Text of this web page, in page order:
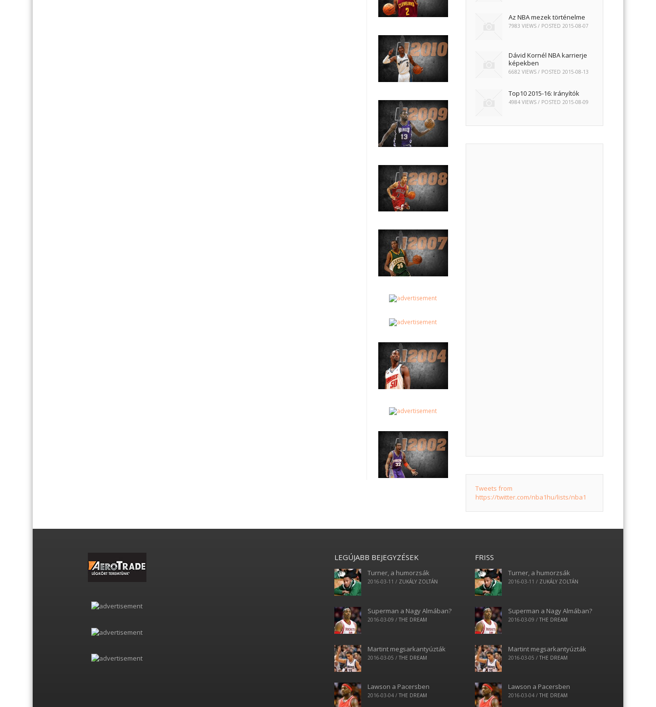
Az NBA mezek történelme
7983 VIEWS / POSTED2015-08-07
Dávid Kornél NBA karrierje
képekben
6682 VIEWS / POSTED2015-08-13
Top10 2015-16: Irányítók
4984 VIEWS / POSTED 2015-08-09
Tweets from
https://twitter.com/nba1hu/lists/nba1
LEGÚJABB BEJEGYZÉSEK
Turner, a humorzsák
2016-03-11 / ZUKÁLY ZOLTÁN
Superman a Nagy Almában?
2016-03-09 / THE DREAM
Martint megsarkantyúzták
2016-03-05 / THE DREAM
Lawson a Pacersben
2016-03-04 / THE DREAM
FRISS
Turner, a humorzsák
2016-03-11 / ZUKÁLY ZOLTÁN
Superman a Nagy Almában?
2016-03-09 /THE DREAM
Martint megsarkantyúzták
2016-03-05 /THE DREAM
Lawson a Pacersben
2016-03-04 /THE DREAM